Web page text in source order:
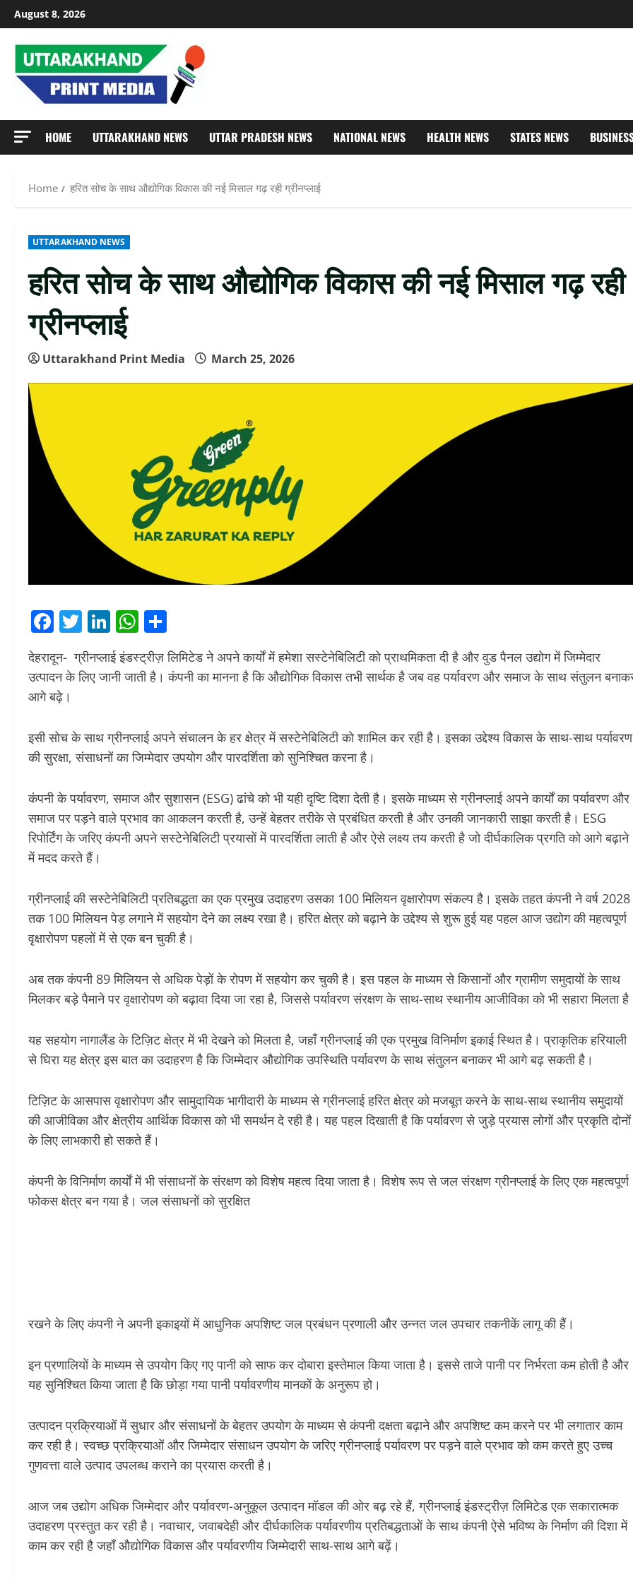
Skip
to
content
August 8, 2026
HOME UTTARAKHAND NEWS UTTAR PRADESH NEWS NATIONAL NEWS HEALTH NEWS STATES NEWS
Home हरित सोच के साथ औद्योगिक विकास की नई मिसाल गढ़ रही ग्रीनप्लाई
UTTARAKHAND NEWS
हरित सोच के साथ औद्योगिक विकास की नई मिसाल गढ़ रही
ग्रीनप्लाई
Uttarakhand Print Media March 25, 2026
Facebook
Twitter
LinkedIn
WhatsApp
देहरादून- ग्रीनप्लाई इंडस्ट्रीज़ लिमिटेड ने अपने कार्यों में हमेशा सस्टेनेबिलिटी को प्राथमिकता दी है और वुड पैनल उद्योग में जिम्मेदार
उत्पादन के लिए जानी जाती है। कंपनी का मानना है कि औद्योगिक विकास तभी सार्थक है जब वह पर्यावरण और समाज के साथ संतुलन
आगे बढ़े।
इसी सोच के साथ ग्रीनप्लाई अपने संचालन के हर क्षेत्र में सस्टेनेबिलिटी को शामिल कर रही है। इसका उद्देश्य विकास के साथ-साथ पर्यावरण
की सुरक्षा, संसाधनों का जिम्मेदार उपयोग और पारदर्शिता को सुनिश्चित करना है।
कंपनी के पर्यावरण, समाज और सुशासन (ESG) ढांचे को भी यही दृष्टि दिशा देती है। इसके माध्यम से ग्रीनप्लाई अपने कार्यों का पर्यावरण और
समाज पर पड़ने वाले प्रभाव का आकलन करती है, उन्हें बेहतर तरीके से प्रबंधित करती है और उनकी जानकारी साझा करती है। ESG
रिपोर्टिंग के जरिए कंपनी अपने सस्टेनेबिलिटी प्रयासों में पारदर्शिता लाती है और ऐसे लक्ष्य तय करती है जो दीर्घकालिक प्रगति को आगे बढ़ाने
में मदद करते हैं।
ग्रीनप्लाई की सस्टेनेबिलिटी प्रतिबद्धता का एक प्रमुख उदाहरण उसका 100 मिलियन वृक्षारोपण संकल्प है। इसके तहत कंपनी ने वर्ष 2028
तक 100 मिलियन पेड़ लगाने में सहयोग देने का लक्ष्य रखा है। हरित क्षेत्र को बढ़ाने के उद्देश्य से शुरू हुई यह पहल आज उद्योग की महत्वपूर्ण
वृक्षारोपण पहलों में से एक बन चुकी है।
अब तक कंपनी 89 मिलियन से अधिक पेड़ों के रोपण में सहयोग कर चुकी है। इस पहल के माध्यम से किसानों और ग्रामीण समुदायों के साथ
मिलकर बड़े पैमाने पर वृक्षारोपण को बढ़ावा दिया जा रहा है, जिससे पर्यावरण संरक्षण के साथ-साथ स्थानीय आजीविका को भी सहारा मिलता
यह सहयोग नागालैंड के टिज़िट क्षेत्र में भी देखने को मिलता है, जहाँ ग्रीनप्लाई की एक प्रमुख विनिर्माण इकाई स्थित है। प्राकृतिक हरियाली
से घिरा यह क्षेत्र इस बात का उदाहरण है कि जिम्मेदार औद्योगिक उपस्थिति पर्यावरण के साथ संतुलन बनाकर भी आगे बढ़ सकती है।
टिज़िट के आसपास वृक्षारोपण और सामुदायिक भागीदारी के माध्यम से ग्रीनप्लाई हरित क्षेत्र को मजबूत करने के साथ-साथ स्थानीय समुदायों
की आजीविका और क्षेत्रीय आर्थिक विकास को भी समर्थन दे रही है। यह पहल दिखाती है कि पर्यावरण से जुड़े प्रयास लोगों और प्रकृति दोनों
के लिए लाभकारी हो सकते हैं।
कंपनी के विनिर्माण कार्यों में भी संसाधनों के संरक्षण को विशेष महत्व दिया जाता है। विशेष रूप से जल संरक्षण ग्रीनप्लाई के लिए एक महत्वपूर्ण
फोकस क्षेत्र बन गया है। जल संसाधनों को सुरक्षित
रखने के लिए कंपनी ने अपनी इकाइयों में आधुनिक अपशिष्ट जल प्रबंधन प्रणाली और उन्नत जल उपचार तकनीकें लागू की हैं।
इन प्रणालियों के माध्यम से उपयोग किए गए पानी को साफ कर दोबारा इस्तेमाल किया जाता है। इससे ताजे पानी पर निर्भरता कम होती है और
यह सुनिश्चित किया जाता है कि छोड़ा गया पानी पर्यावरणीय मानकों के अनुरूप हो।
उत्पादन प्रक्रियाओं में सुधार और संसाधनों के बेहतर उपयोग के माध्यम से कंपनी दक्षता बढ़ाने और अपशिष्ट कम करने पर भी लगातार काम
कर रही है। स्वच्छ प्रक्रियाओं और जिम्मेदार संसाधन उपयोग के जरिए ग्रीनप्लाई पर्यावरण पर पड़ने वाले प्रभाव को कम करते हुए उच्च
गुणवत्ता वाले उत्पाद उपलब्ध कराने का प्रयास करती है।
आज जब उद्योग अधिक जिम्मेदार और पर्यावरण-अनुकूल उत्पादन मॉडल की ओर बढ़ रहे हैं, ग्रीनप्लाई इंडस्ट्रीज़ लिमिटेड एक सकारात्मक
उदाहरण प्रस्तुत कर रही है। नवाचार, जवाबदेही और दीर्घकालिक पर्यावरणीय प्रतिबद्धताओं के साथ कंपनी ऐसे भविष्य के निर्माण की दिशा में
काम कर रही है जहाँ औद्योगिक विकास और पर्यावरणीय जिम्मेदारी साथ-साथ आगे बढ़ें।